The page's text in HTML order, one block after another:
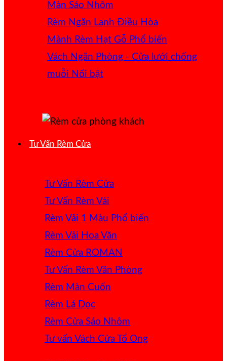
Màn Sáo Nhôm
Rèm Ngăn Lạnh Điều Hòa
Mành Rèm Hạt Gỗ
Vách Ngăn Phòng - Cửa lưới chống
muỗi
Tư Vấn Rèm Cửa
Tư Vấn Rèm Cửa
Tư Vấn Rèm Vải
Rèm Vải 1 Màu
Rèm Vải Hoa Văn
Rèm Cửa ROMAN
Tư Vấn Rèm Văn Phòng
Rèm Màn Cuốn
Rèm Lá Dọc
Rèm Cửa Sáo Nhôm
Tư vấn Vách Cửa Tổ Ong